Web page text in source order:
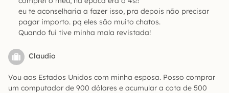
eu te aconselharia a fazer isso, pra depois não precisar
pagar importo. pq eles são muito chatos.
Quando fui tive minha mala revistada!
Claudio
Vou aos Estados Unidos com minha esposa. Posso comprar
um computador de 900 dólares e acumular a cota de 500